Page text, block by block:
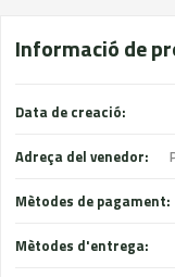
Informació de
Data de creació:
Adreça del venedor:
Mètodes de pagament:
Mètodes d'entrega: